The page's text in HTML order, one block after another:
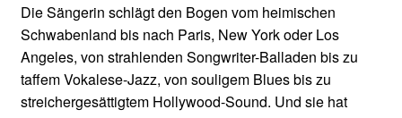
Die Sängerin schlägt den Bogen vom heimischen
Schwabenland bis nach Paris, New York oder Los
Angeles, von strahlenden Songwriter-Balladen bis zu
taffem Vokalese-Jazz, von souligem Blues bis zu
streichergesättigtem Hollywood-Sound. Und sie hat